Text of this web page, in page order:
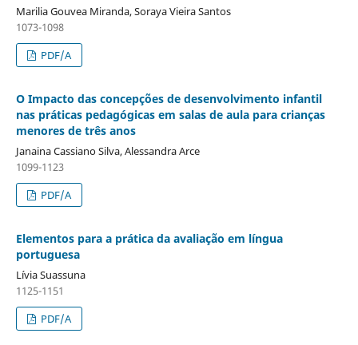
Marilia Gouvea Miranda, Soraya Vieira Santos
1073-1098
PDF/A
O Impacto das concepções de desenvolvimento infantil
nas práticas pedagógicas em salas de aula para crianças
menores de três anos
Janaina Cassiano Silva, Alessandra Arce
1099-1123
PDF/A
Elementos para a prática da avaliação em língua
portuguesa
Lívia Suassuna
1125-1151
PDF/A